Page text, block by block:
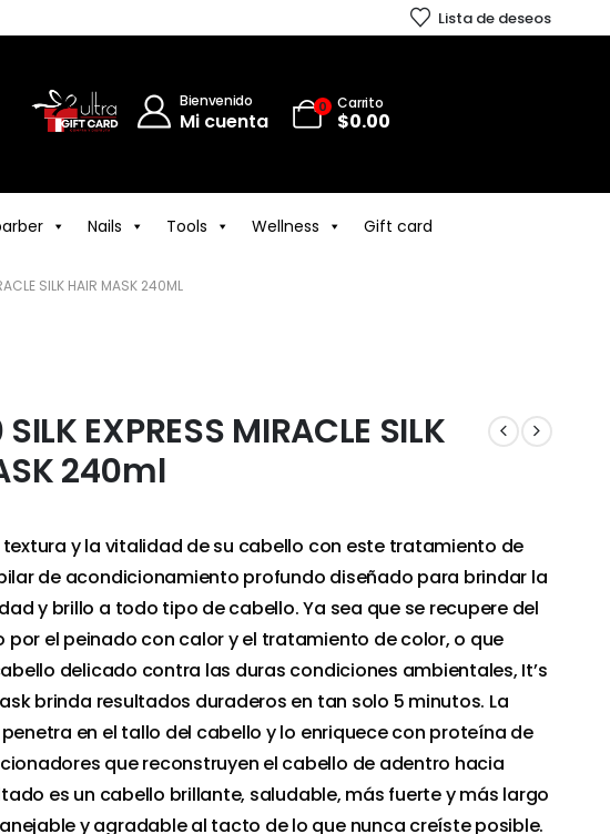
Lista de deseos
Bienvenido
Mi cuenta
0 Carrito
$0.00
Nails Tools Wellness Gift card
SILK HAIR MASK 240ML
SILK EXPRESS MIRACLE SILK
240ml
y la vitalidad de su cabello con este tratamiento de
de acondicionamiento profundo diseñado para brindar la
y brillo a todo tipo de cabello. Ya sea que se recupere del
por el peinado con calor y el tratamiento de color, o que
delicado contra las duras condiciones ambientales, It’s
brinda resultados duraderos en tan solo 5 minutos. La
en el tallo del cabello y lo enriquece con proteína de
que reconstruyen el cabello de adentro hacia
es un cabello brillante, saludable, más fuerte y más largo
y agradable al tacto de lo que nunca creíste posible.